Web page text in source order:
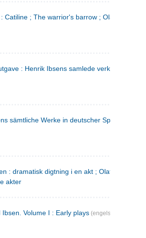
Catiline ; The warrior's barrow ; Olaf Liljekrans
: Henrik Ibsens samlede verker. 3
sämtliche Werke in deutscher Sprache. 2
: dramatisk digtning i en akt ; Olaf Liljekrans :
akter
Volume I : Early plays (engelsk)